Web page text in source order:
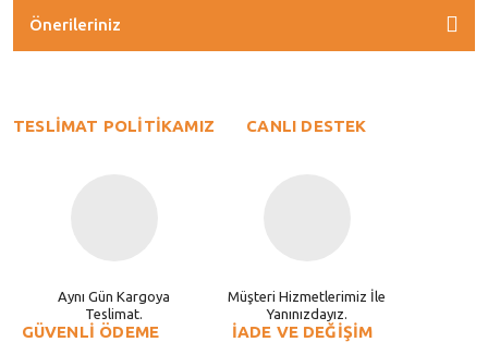
Önerileriniz
TESLİMAT POLİTİKAMIZ
Aynı Gün Kargoya
Teslimat.
CANLI DESTEK
Müşteri Hizmetlerimiz İle
Yanınızdayız.
GÜVENLİ ÖDEME İADE VE DEĞİŞİM